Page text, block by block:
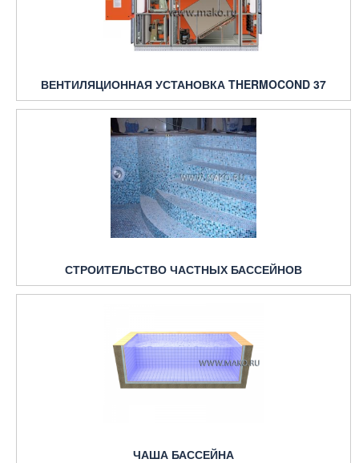
ВЕНТИЛЯЦИОННАЯ УСТАНОВКА THERMOCOND 37
СТРОИТЕЛЬСТВО ЧАСТНЫХ БАССЕЙНОВ
ЧАША БАССЕЙНА